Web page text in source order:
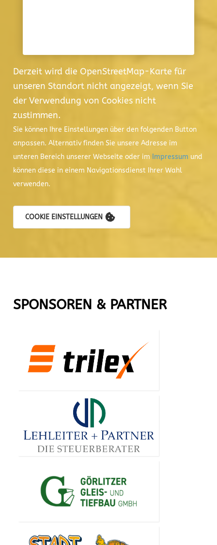
Derzeit wird die OpenStreetMap-Karte für
unseren Standort nicht angezeigt, wenn Sie
der Verwendung von Cookies nicht
zustimmen.
Sie können Ihre Einstellungen über den folgenden Button
anpassen. Alternativ finden Sie unsere Adresse im
unteren Bereich unserer Webseite oder im Impressum und
können diese in einem Navigationsdienst Ihrer Wahl
verwenden.
COOKIE EINSTELLUNGEN
SPONSOREN & PARTNER